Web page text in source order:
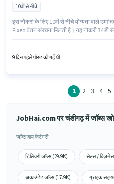
10वीं से नीचे
इस नौकरी के लिए 10वीं से नीचे योग्यता वाले
Fixed वेतन संरचना मिलती है। यह नौकरी 34डी
है।
9 दिन पहले पोस्ट की गई थी
1 2 3 4 5
JobHai.com पर चंडीगढ़ में जॉब्स
जॉब्स बाय कैटेगरी
डिलिवरी जॉब्स (29.9K) सेल्स / बिज़नेस
अकाउंटेंट जॉब्स (17.9K) ग्राहक